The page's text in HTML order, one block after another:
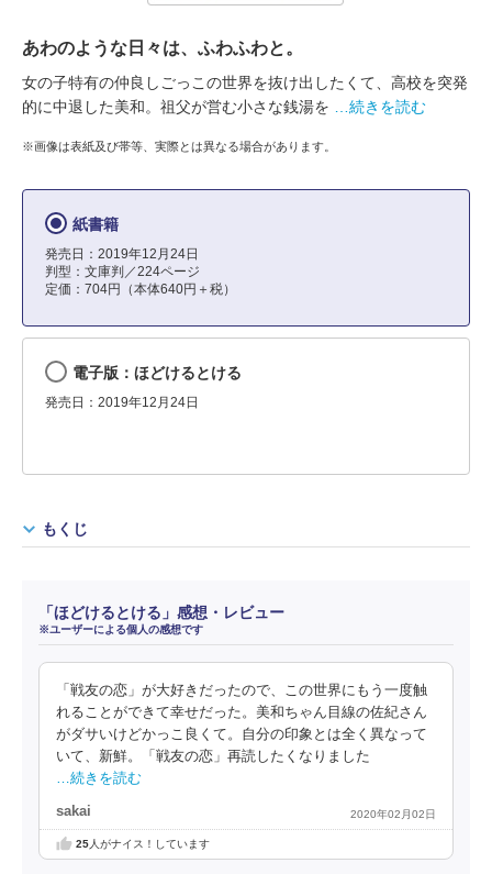
あわのような日々は、ふわふわと。
女の子特有の仲良しごっこの世界を抜け出したくて、高校を突発
的に中退した美和。祖父が営む小さな銭湯を
…続きを読む
※画像は表紙及び帯等、実際とは異なる場合があります。
紙書籍
発売日：2019年12月24日
判型：文庫判／224ページ
定価：704円（本体640円＋税）
電子版：ほどけるとける
発売日：2019年12月24日
もくじ
「ほどけるとける」感想・レビュー
※ユーザーによる個人の感想です
「戦友の恋」が大好きだったので、この世界にもう一度触
れることができて幸せだった。美和ちゃん目線の佐紀さん
がダサいけどかっこ良くて。自分の印象とは全く異なって
いて、新鮮。「戦友の恋」再読したくなりました
…続きを読む
sakai 2020年02月02日
25人がナイス！しています